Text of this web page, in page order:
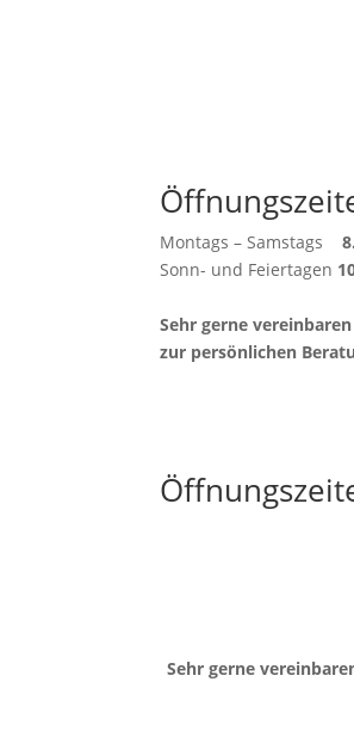
Montags – Samstags
Sonn- und Feiertagen
Sehr gerne
zur persönlichen
Sehr gerne